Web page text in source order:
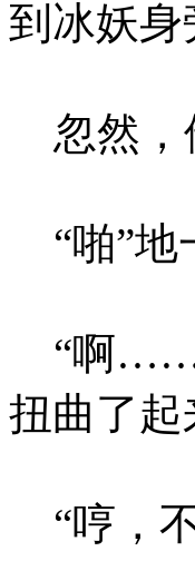
到冰妖身
忽然，
“啪”地
“啊……
扭曲了起
“哼，